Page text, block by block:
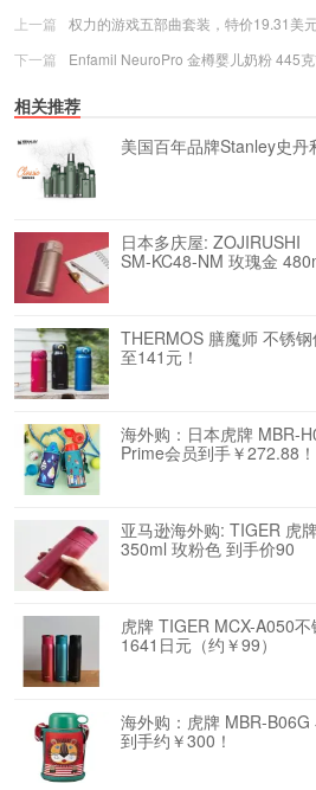
上一篇
权力的游戏五部曲套装，特价19.31美元
下一篇
Enfamil NeuroPro 金樽婴儿奶粉 445
相关推荐
美国百年品牌Stanley史丹
日本多庆屋:
SM-KC48-NM 玫瑰金
THERMOS 膳魔师 不锈
至141元！
海外购：日本虎牌 MBR-
Prime会员到手￥272.88！
亚马逊海外购: TIGER 虎
350ml 玫粉色 到手价90
虎牌 TIGER MCX-A050
1641日元（约￥99）
海外购：虎牌 MBR-B06G
到手约￥300！